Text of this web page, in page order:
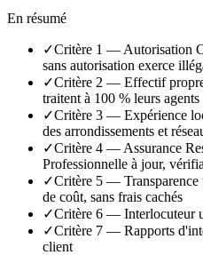
En résumé
✓Critère 1 — Autorisation
sans autorisation exerce
✓Critère 2 — Effectif
traitent à 100 % leurs agents
✓Critère 3 — Expérience
des arrondissements et
✓Critère 4 — Assurance
Professionnelle à jour,
✓Critère 5 — Transparence
de coût, sans frais cachés
✓Critère 6 — Interlocuteur
✓Critère 7 — Rapports
client